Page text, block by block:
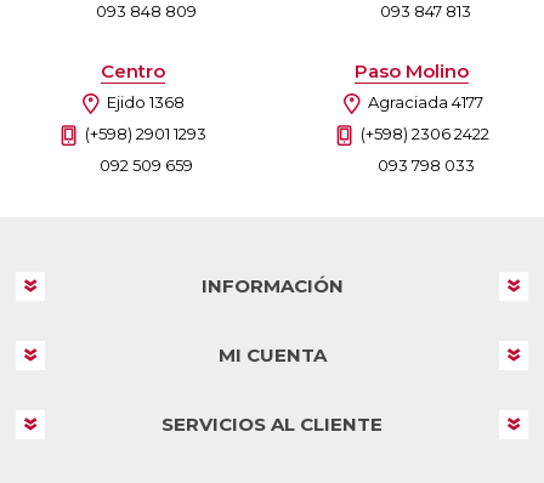
093 848 809
093 847 813
Centro
Ejido 1368
(+598) 2901 1293
092 509 659
Paso Molino
Agraciada 4177
(+598) 2306 2422
093 798 033
INFORMACIÓN
MI CUENTA
SERVICIOS AL CLIENTE